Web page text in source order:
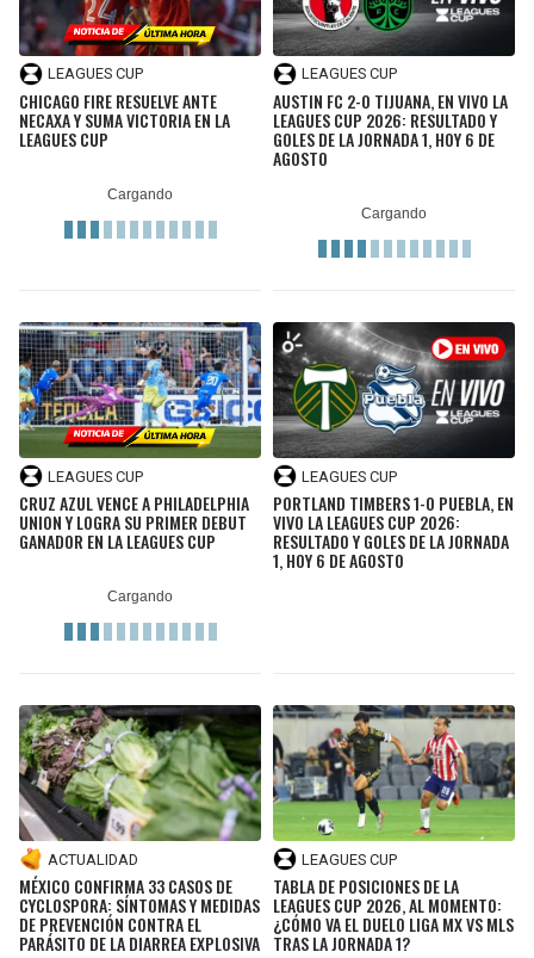
LEAGUES CUP
CHICAGO FIRE RESUELVE ANTE
NECAXA Y SUMA VICTORIA EN LA
LEAGUES CUP
LEAGUES CUP
AUSTIN FC 2-0 TIJUANA, EN VIVO LA
LEAGUES CUP 2026: RESULTADO Y
GOLES DE LA JORNADA 1, HOY 6 DE
AGOSTO
LEAGUES CUP
CRUZ AZUL VENCE A PHILADELPHIA
UNION Y LOGRA SU PRIMER DEBUT
GANADOR EN LA LEAGUES CUP
LEAGUES CUP
PORTLAND TIMBERS 1-0 PUEBLA, EN
VIVO LA LEAGUES CUP 2026:
RESULTADO Y GOLES DE LA JORNADA
1, HOY 6 DE AGOSTO
ACTUALIDAD
MÉXICO CONFIRMA 33 CASOS DE
CYCLOSPORA: SÍNTOMAS Y MEDIDAS
DE PREVENCIÓN CONTRA EL
PARÁSITO DE LA DIARREA EXPLOSIVA
LEAGUES CUP
TABLA DE POSICIONES DE LA
LEAGUES CUP 2026, AL MOMENTO:
¿CÓMO VA EL DUELO LIGA MX VS MLS
TRAS LA JORNADA 1?